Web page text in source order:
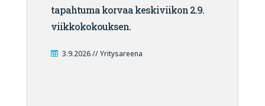
tapahtuma korvaa keskiviikon 2.9.
viikkokokouksen.
3.9.2026 // Yritysareena